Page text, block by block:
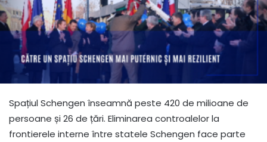
Spațiul Schengen înseamnă peste 420 de milioane de
persoane și 26 de țări. Eliminarea controalelor la
frontierele interne între statele Schengen face parte